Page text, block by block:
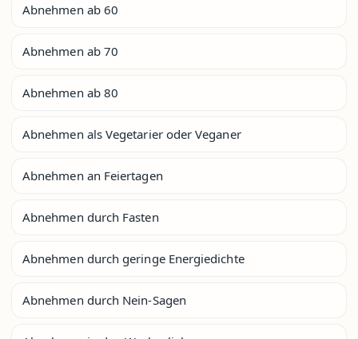
Abnehmen ab 60
Abnehmen ab 70
Abnehmen ab 80
Abnehmen als Vegetarier oder Veganer
Abnehmen an Feiertagen
Abnehmen durch Fasten
Abnehmen durch geringe Energiedichte
Abnehmen durch Nein-Sagen